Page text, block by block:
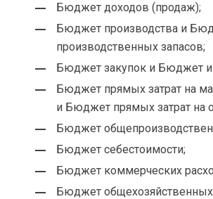
Бюджет доходов (продаж);
Бюджет производства и
производственных запасов;
Бюджет закупок и Бюджет
Бюджет прямых затрат на
и Бюджет прямых затрат на
Бюджет
Бюджет себестоимости;
Бюджет коммерческих
Бюджет общехозяйственных